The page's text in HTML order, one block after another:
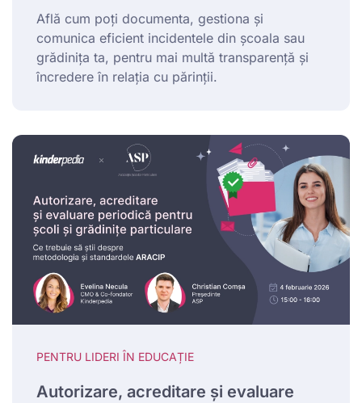
Află cum poți documenta, gestiona și
comunica eficient incidentele din școala sau
grădinița ta, pentru mai multă transparență și
încredere în relația cu părinții.
PENTRU LIDERI ÎN EDUCAȚIE
Autorizare, acreditare și evaluare